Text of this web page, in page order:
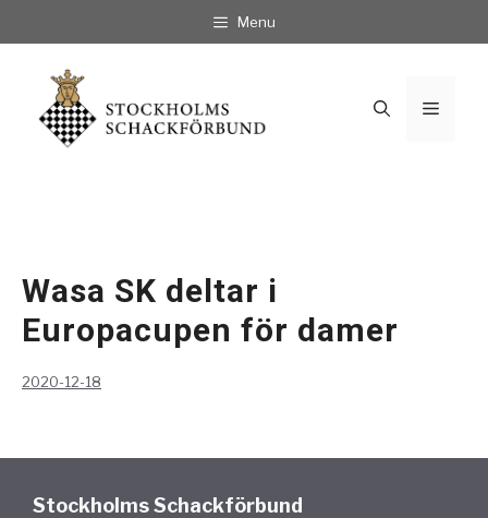
till
innehåll
Menu
Meny
Wasa SK deltar i
Europacupen för damer
2020-12-18
Stockholms Schackförbund